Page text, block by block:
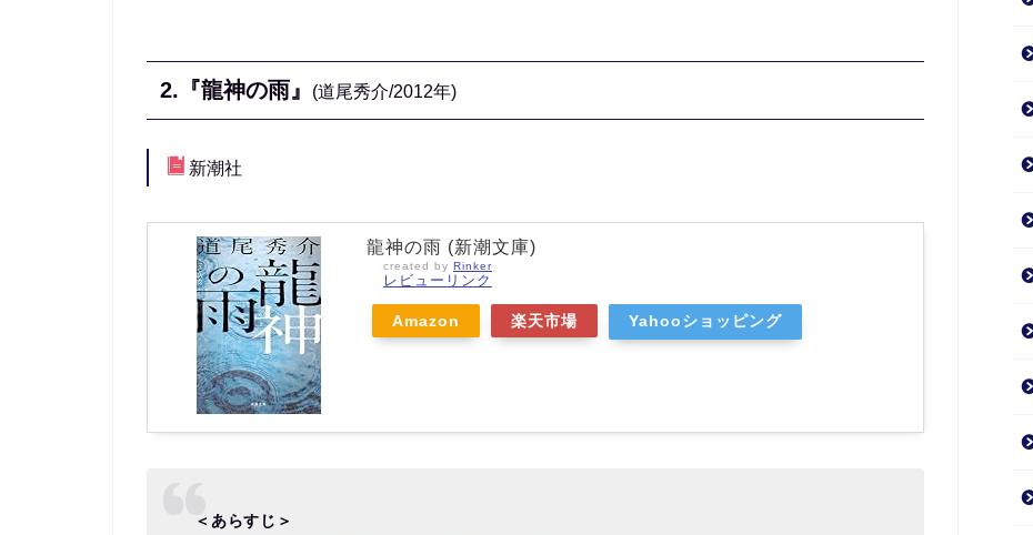
2.『龍神の雨』 (道尾秀介/2012年)
新潮社
龍神の雨 (新潮文庫)
created by Rinker
レビューリンク
Amazon 楽天市場 Yahooショッピング
＜あらすじ＞